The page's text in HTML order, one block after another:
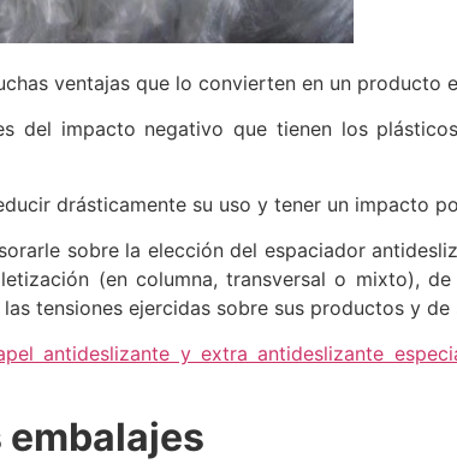
ventajas que lo convierten en un producto
del impacto negativo que tienen los
drásticamente su uso y tener un impacto
sobre la elección del espaciador
(en columna, transversal o mixto),
tensiones ejercidas sobre sus productos y
antideslizante y extra antideslizante
embalajes